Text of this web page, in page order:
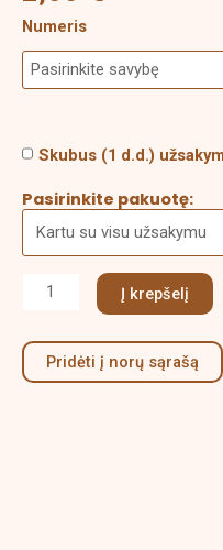
Numeris
Skubus (1 d.d.)
Pasirinkite pakuotę:
kitiems
desertams
Į krepšelį
Pridėti į norų sąrašą